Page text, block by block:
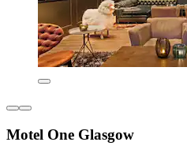
Motel One Glasgow